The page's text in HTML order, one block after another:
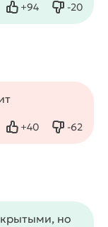
+94
Нравится -20
Не
+40
Нравится -62
Не
но